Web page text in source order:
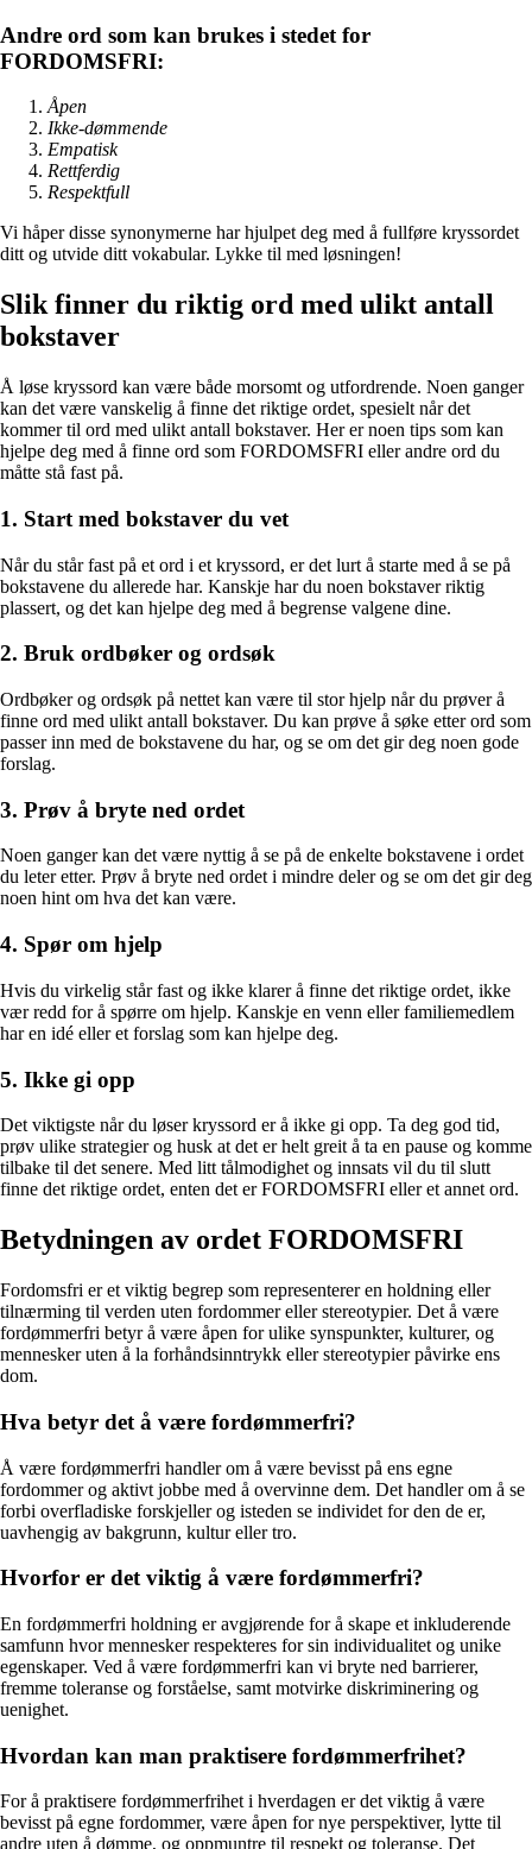
Andre ord som kan brukes i stedet for
FORDOMSFRI:
Åpen
Ikke-dømmende
Empatisk
Rettferdig
Respektfull
Vi håper disse synonymerne har hjulpet deg med å fullføre kryssordet
ditt og utvide ditt vokabular. Lykke til med løsningen!
Slik finner du riktig ord med ulikt antall
bokstaver
Å løse kryssord kan være både morsomt og utfordrende. Noen ganger
kan det være vanskelig å finne det riktige ordet, spesielt når det
kommer til ord med ulikt antall bokstaver. Her er noen tips som kan
hjelpe deg med å finne ord som FORDOMSFRI eller andre ord du
måtte stå fast på.
1. Start med bokstaver du vet
Når du står fast på et ord i et kryssord, er det lurt å starte med å se på
bokstavene du allerede har. Kanskje har du noen bokstaver riktig
plassert, og det kan hjelpe deg med å begrense valgene dine.
2. Bruk ordbøker og ordsøk
Ordbøker og ordsøk på nettet kan være til stor hjelp når du prøver å
finne ord med ulikt antall bokstaver. Du kan prøve å søke etter ord som
passer inn med de bokstavene du har, og se om det gir deg noen gode
forslag.
3. Prøv å bryte ned ordet
Noen ganger kan det være nyttig å se på de enkelte bokstavene i ordet
du leter etter. Prøv å bryte ned ordet i mindre deler og se om det gir deg
noen hint om hva det kan være.
4. Spør om hjelp
Hvis du virkelig står fast og ikke klarer å finne det riktige ordet, ikke
vær redd for å spørre om hjelp. Kanskje en venn eller familiemedlem
har en idé eller et forslag som kan hjelpe deg.
5. Ikke gi opp
Det viktigste når du løser kryssord er å ikke gi opp. Ta deg god tid,
prøv ulike strategier og husk at det er helt greit å ta en pause og komme
tilbake til det senere. Med litt tålmodighet og innsats vil du til slutt
finne det riktige ordet, enten det er FORDOMSFRI eller et annet ord.
Betydningen av ordet FORDOMSFRI
Fordomsfri er et viktig begrep som representerer en holdning eller
tilnærming til verden uten fordommer eller stereotypier. Det å være
fordømmerfri betyr å være åpen for ulike synspunkter, kulturer, og
mennesker uten å la forhåndsinntrykk eller stereotypier påvirke ens
dom.
Hva betyr det å være fordømmerfri?
Å være fordømmerfri handler om å være bevisst på ens egne
fordommer og aktivt jobbe med å overvinne dem. Det handler om å se
forbi overfladiske forskjeller og isteden se individet for den de er,
uavhengig av bakgrunn, kultur eller tro.
Hvorfor er det viktig å være fordømmerfri?
En fordømmerfri holdning er avgjørende for å skape et inkluderende
samfunn hvor mennesker respekteres for sin individualitet og unike
egenskaper. Ved å være fordømmerfri kan vi bryte ned barrierer,
fremme toleranse og forståelse, samt motvirke diskriminering og
uenighet.
Hvordan kan man praktisere fordømmerfrihet?
For å praktisere fordømmerfrihet i hverdagen er det viktig å være
bevisst på egne fordommer, være åpen for nye perspektiver, lytte til
andre uten å dømme, og oppmuntre til respekt og toleranse. Det